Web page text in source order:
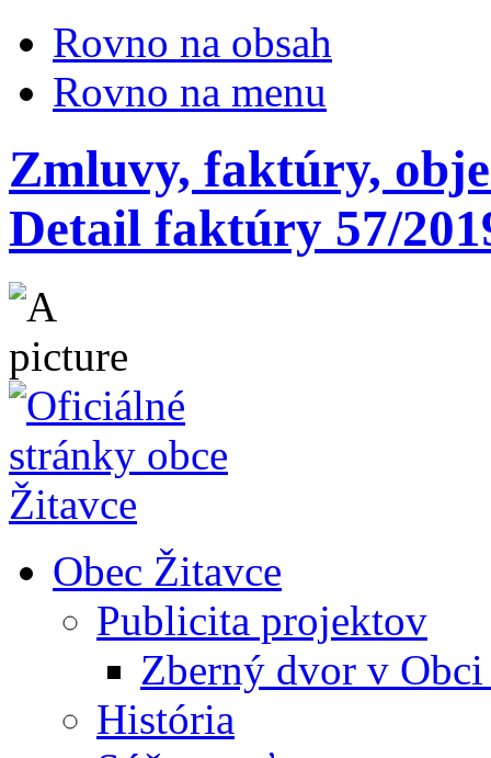
Rovno na obsah
Rovno na menu
Zmluvy, faktúry,
Detail faktúry 57/
Obec Žitavce
Publicita projektov
Zberný dvor v
História